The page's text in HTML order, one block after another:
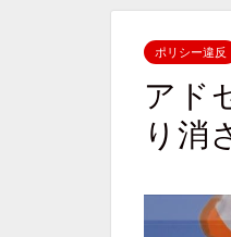
ポリシー違反
アド
り消